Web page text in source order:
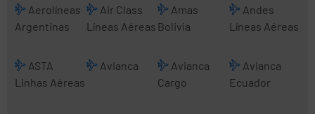
Aerolíneas
Argentinas
Air Class
Líneas Aéreas
Amas
Bolivia
Andes
Líneas Aéreas
ASTA
Linhas Aéreas
Avianca
Avianca
Cargo
Avianca
Ecuador